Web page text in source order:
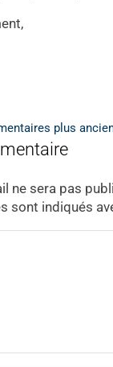
plus
ne sera pas
sont indiqués